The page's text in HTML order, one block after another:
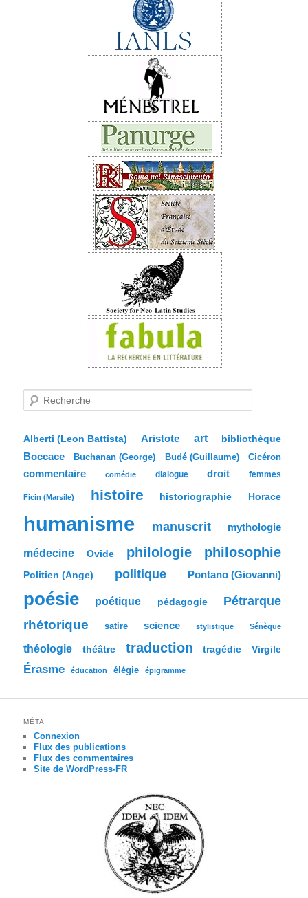
c
e
r
c
e
Alberti (Leon Battista) Aristote art bibliothèque
Boccace Buchanan (George) Budé (Guillaume) Cicéron
commentaire comédie dialogue droit femmes
Ficin (Marsile) histoire historiographie Horace
humanisme manuscrit mythologie
médecine Ovide philologie philosophie
Politien (Ange) politique Pontano (Giovanni)
poésie poétique pédagogie Pétrarque
rhétorique satire science stylistique Sénèque
théologie théâtre traduction tragédie Virgile
Érasme éducation élégie épigramme
MÉTA
Connexion
Flux des publications
Flux des commentaires
Site de WordPress-FR